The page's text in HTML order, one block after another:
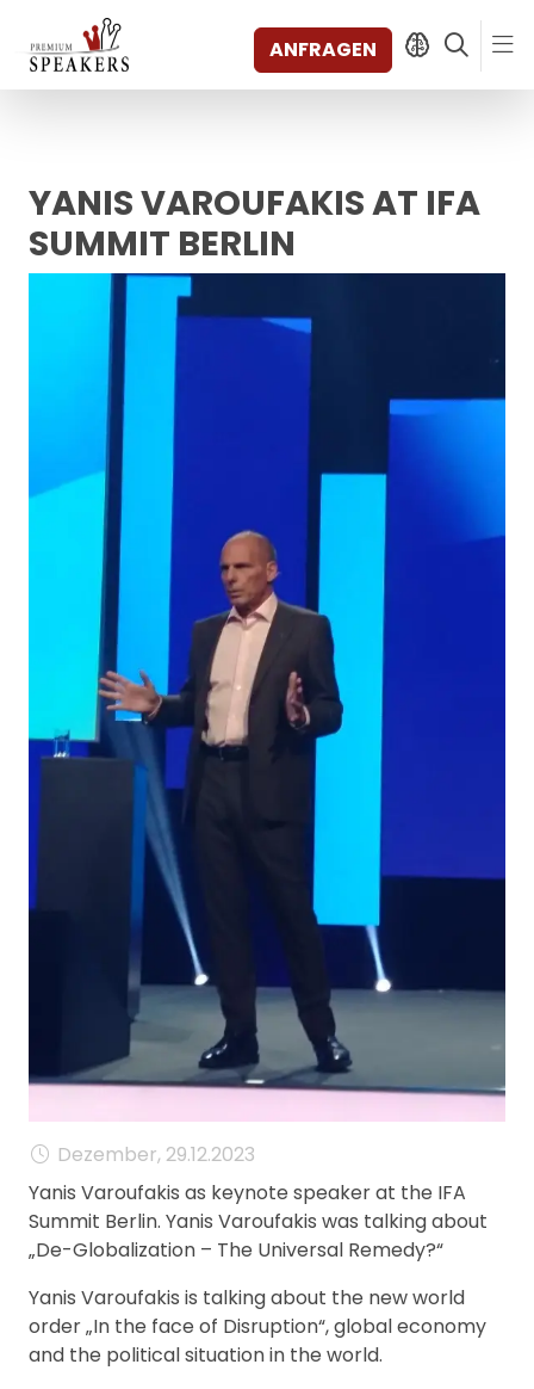
ANFRAGEN
SPEAKERS
THEMEN
ENTDECKEN
SHORTS
VIDEOS
BÜCHER
KATEGORIEN
MAGAZIN
BACKSTAGE
AGENTUR
KONTAKT & STANDORTE
MANAGEMENT
YANIS VAROUFAKIS AT IFA
SUMMIT BERLIN
Dezember, 29.12.2023
Yanis Varoufakis as keynote speaker at the IFA
Summit Berlin. Yanis Varoufakis was talking about
„De-Globalization – The Universal Remedy?“
Yanis Varoufakis is talking about the new world
order „In the face of Disruption“, global economy
and the political situation in the world.